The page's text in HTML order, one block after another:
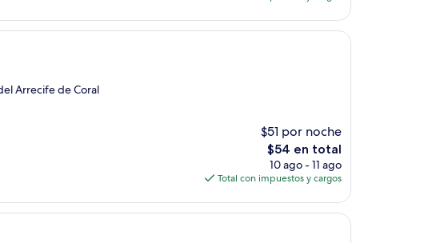
de
Arrecife de Coral
$51 por noche
El
precio
actual
de
$54 en total
10 ago - 11 ago
Total con impuestos y cargos